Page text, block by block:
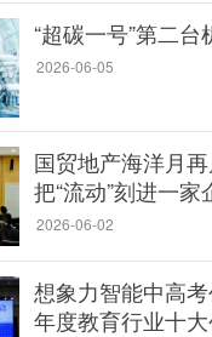
“超碳一号”第二
2026-06-05
国贸地产海洋月
把“流动”刻进一
2026-06-02
想象力智能中高
年度教育行业十